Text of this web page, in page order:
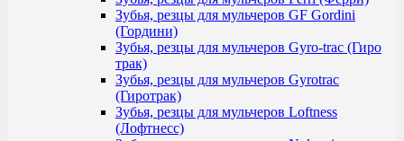
Зубья, резцы для мульчеров GF Gordini
(Гордини)
Зубья, резцы для мульчеров Gyro-trac (Гиро
трак)
Зубья, резцы для мульчеров Gyrotrac
(Гиротрак)
Зубья, резцы для мульчеров Loftness
(Лофтнесс)